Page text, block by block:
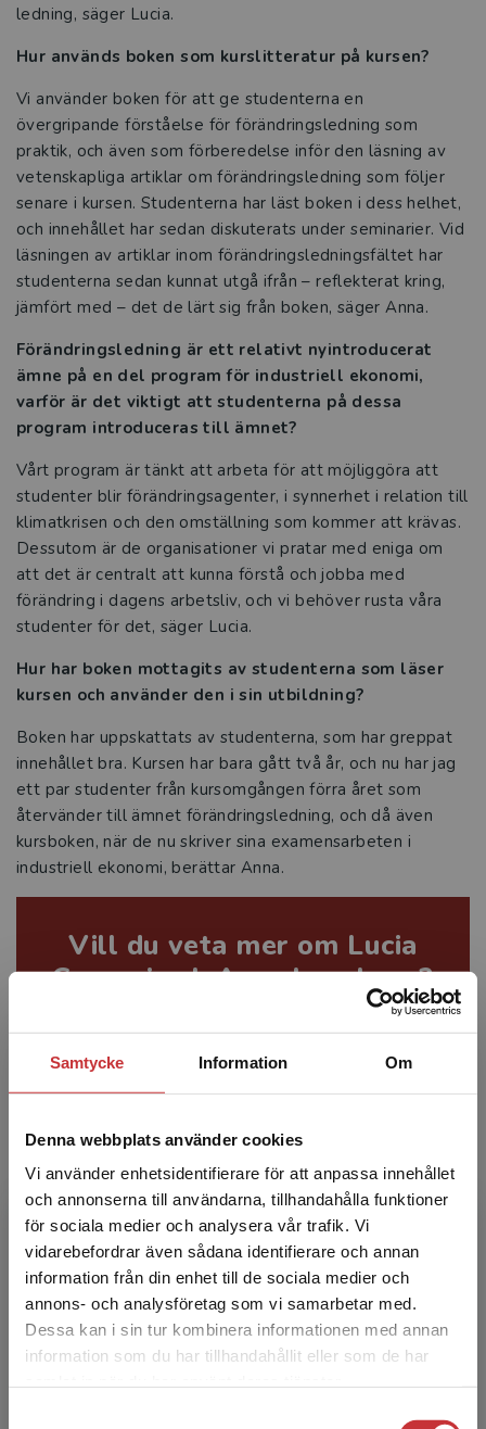
Samtycke Information Om
Denna webbplats använder cookies
Vi använder enhetsidentifierare för att anpassa innehållet
och annonserna till användarna, tillhandahålla funktioner
för sociala medier och analysera vår trafik. Vi
vidarebefordrar även sådana identifierare och annan
information från din enhet till de sociala medier och
annons- och analysföretag som vi samarbetar med.
Dessa kan i sin tur kombinera informationen med annan
information som du har tillhandahållit eller som de har
Begränsad fraktregion
Det verkar som att du besöker
studentlitteratur.se via en enhet utanför Sverige.
Vi erbjuder inte leveranser utanför Sverige. För
ledning, säger Lucia.
Hur används boken som kurslitteratur på kursen?
Vi använder boken för att ge studenterna en
övergripande förståelse för förändringsledning som
praktik, och även som förberedelse inför den läsning av
vetenskapliga artiklar om förändringsledning som följer
senare i kursen. Studenterna har läst boken i dess helhet,
och innehållet har sedan diskuterats under seminarier. Vid
läsningen av artiklar inom förändringsledningsfältet har
studenterna sedan kunnat utgå ifrån – reflekterat kring,
jämfört med – det de lärt sig från boken, säger Anna.
Förändringsledning är ett relativt nyintroducerat
ämne på en del program för industriell ekonomi,
varför är det viktigt att studenterna på dessa
program introduceras till ämnet?
Vårt program är tänkt att arbeta för att möjliggöra att
studenter blir förändringsagenter, i synnerhet i relation till
klimatkrisen och den omställning som kommer att krävas.
Dessutom är de organisationer vi pratar med eniga om
att det är centralt att kunna förstå och jobba med
förändring i dagens arbetsliv, och vi behöver rusta våra
studenter för det, säger Lucia.
Hur har boken mottagits av studenterna som läser
kursen och använder den i sin utbildning?
Boken har uppskattats av studenterna, som har greppat
innehållet bra. Kursen har bara gått två år, och nu har jag
ett par studenter från kursomgången förra året som
återvänder till ämnet förändringsledning, och då även
kursboken, när de nu skriver sina examensarbeten i
industriell ekonomi, berättar Anna.
Vill du veta mer om Lucia
Crevani och Anna Launberg?
Lucia Crevaniär professor i företagsekonomi med
forskningsledare för en av sex inriktningar på
Mälardalens universitet, industriell ekonomi och
organisation. Lucia har ett stort intresse i sin forskning
och undervisning för ledarskap- och förändringsfrågor,
i synnerhet i samband med introduktion och
användning av ny digital teknik. Lucia är även med
som redaktör i Journal of change management där
frågor kring förändringsledning och ledarskap
undersöks från olika teoretiska perspektiv.